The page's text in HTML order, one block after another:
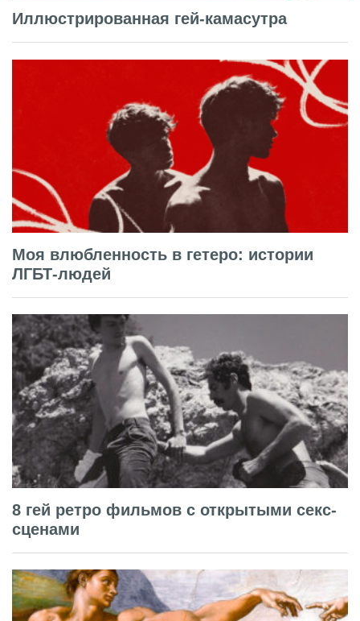
Иллюстрированная гей-камасутра
Моя влюбленность в гетеро: истории
ЛГБТ-людей
8 гей ретро фильмов с открытыми секс-
сценами